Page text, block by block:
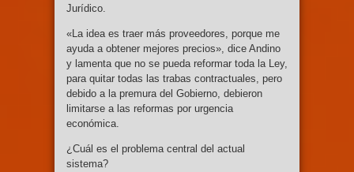
Jurídico.
«La idea es traer más proveedores, porque me
ayuda a obtener mejores precios», dice Andino
y lamenta que no se pueda reformar toda la Ley,
para quitar todas las trabas contractuales, pero
debido a la premura del Gobierno, debieron
limitarse a las reformas por urgencia
económica.
¿Cuál es el problema central del actual
sistema?